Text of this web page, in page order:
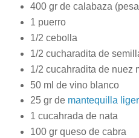
400 gr de calabaza
1 puerro
1/2 cebolla
1/2 cucharadita de
1/2 cucahradita de nuez
50 ml de vino blanco
25 gr de mantequilla
1 cucahrada de nata
100 gr queso de cabra